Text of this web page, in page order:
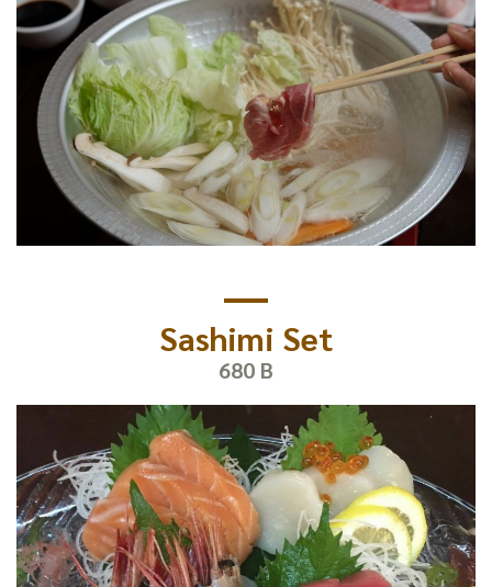
Sashimi Set
680 B